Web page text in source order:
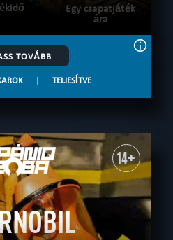
Egy csapatjáték
ára
TOVÁBB
| TELJESÍTVE
14+